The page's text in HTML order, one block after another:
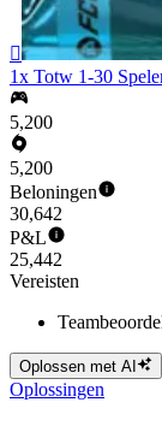

1x Totw 1-30
5,200
5,200
Beloningen
30,642
P&L
25,442
Vereisten
Oplossen met AI
Oplossingen